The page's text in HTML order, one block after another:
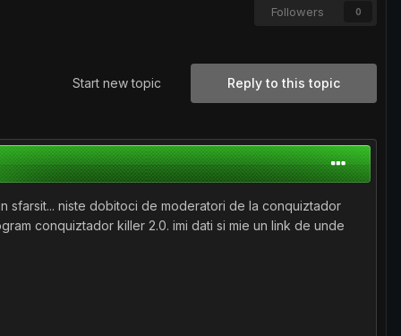
Followers 0
Reply to this topic
Start new topic
sfarsit... niste dobitoci de moderatori de la conquiztador
conquiztador killer 2.0. imi dati si mie un link de unde